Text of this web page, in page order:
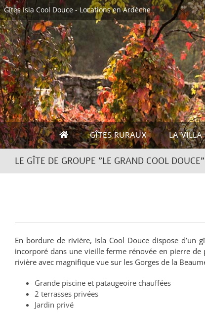
Skip
to
content
Gîtes Isla Cool Douce - Locations en Ardèche
GÎTES RURAUX LA VILLA
LE GÎTE DE GROUPE "LE GRAND COOL DOUCE"
En bordure de rivière, Isla Cool Douce dispose d’un
incorporé dans une vieille ferme rénovée en pierre de
rivière avec magnifique vue sur les Gorges de la
Grande piscine et pataugeoire chauffées
2 terrasses privées
Jardin privé